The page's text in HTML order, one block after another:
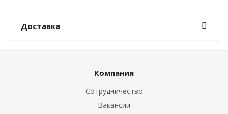
Доставка
Компания
Сотрудничество
Вакансии